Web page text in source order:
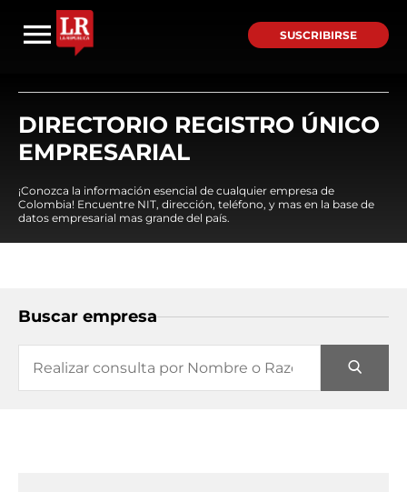
SUSCRIBIRSE
DIRECTORIO REGISTRO ÚNICO
EMPRESARIAL
¡Conozca la información esencial de cualquier empresa de
Colombia! Encuentre NIT, dirección, teléfono, y mas en la base de
datos empresarial mas grande del país.
Buscar empresa